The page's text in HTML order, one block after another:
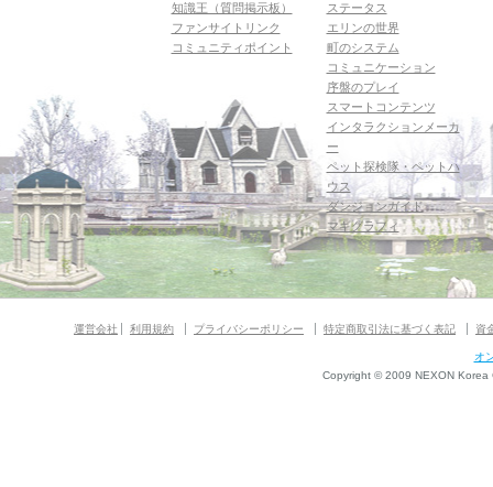
知識王（質問掲示板）
ファンサイトリンク
コミュニティポイント
ステータス
エリンの世界
町のシステム
コミュニケーション
序盤のプレイ
スマートコンテンツ
インタラクションメーカ
ー
ペット探検隊・ペットハ
ウス
ダンジョンガイド
マギグラフィ
運営会社 利用規約 プライバシーポリシー 特定商取引法に基づく表記 資
オ
Copyright © 2009 NEXON Korea